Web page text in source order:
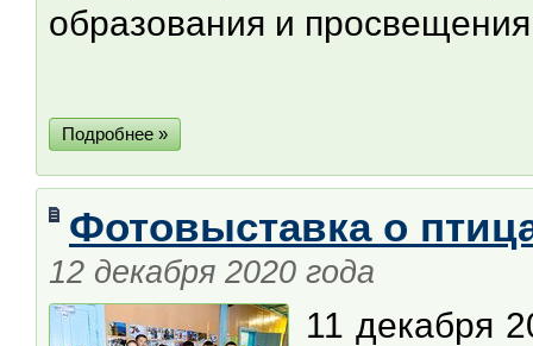
образования и
Подробнее »
Фотовыставка о
12 декабря 2020 года
11 декабря